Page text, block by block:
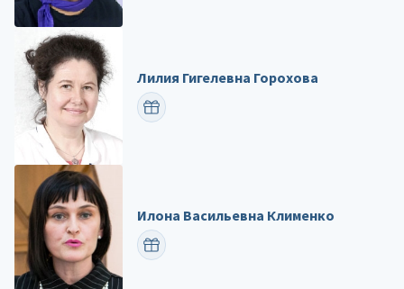
Лилия Гигелевна Горохова
ПОЗДРАВИТЬ
Илона Васильевна Клименко
ПОЗДРАВИТЬ